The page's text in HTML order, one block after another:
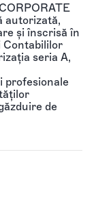
autorizată,
și înscrisă în
Contabililor
seria A,
profesionale
de